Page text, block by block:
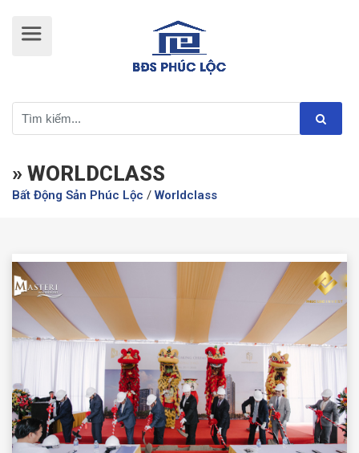
» WORLDCLASS
Bất Động Sản Phúc Lộc / Worldclass